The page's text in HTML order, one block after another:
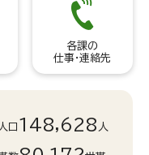
各課の
仕事・連絡先
口 148,628 人